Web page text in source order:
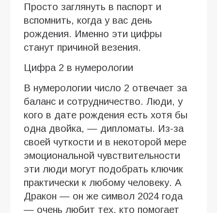
Просто заглянуть в паспорт и
вспомнить, когда у вас день
рождения. Именно эти цифры
станут причиной везения.
Цифра 2 в нумерологии
В нумерологии число 2 отвечает за
баланс и сотрудничество. Люди, у
кого в дате рождения есть хотя бы
одна двойка, — дипломаты. Из-за
своей чуткости и в некоторой мере
эмоциональной чувствительности
эти люди могут подобрать ключик
практически к любому человеку. А
Дракон — он же символ 2024 года
— очень любит тех, кто помогает